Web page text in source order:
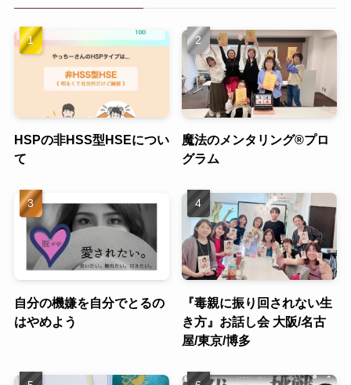
HSPの非HSS型HSEについ
て
魔法のメンタリング®︎プロ
グラム
自分の機嫌を自分でとるの
はやめよう
『毒親に振り回されない生
き方』お話し会 大阪/名古
屋/東京/博多